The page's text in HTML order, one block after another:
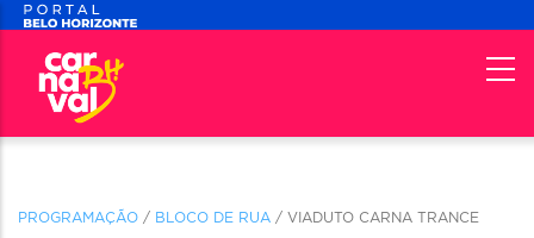
PROGRAMAÇÃO / BLOCO DE RUA / VIADUTO CARNA TRANCE